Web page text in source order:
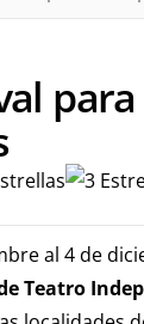
al 4 de
Teatro